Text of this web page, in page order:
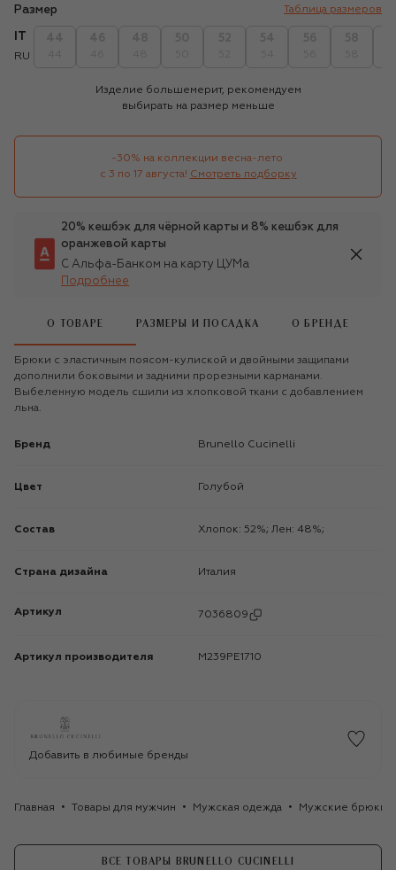
Размер Таблица размеров
RU
Изделие большемерит, рекомендуем
выбирать на размер меньше
-30% на коллекции весна-лето
с 3 по 17 августа! Смотреть подборку
20% кешбэк для чёрной карты и 8% кешбэк для
оранжевой карты
С Альфа-Банком на карту ЦУМа
Подробнее
О ТОВАРЕ РАЗМЕРЫ И ПОСАДКА О БРЕНДЕ
Брюки с эластичным поясом-кулиской и двойными защипами
дополнили боковыми и задними прорезными карманами.
Выбеленную модель сшили из хлопковой ткани с добавлением
льна.
Бренд Brunello Cucinelli
Цвет Голубой
Состав Хлопок: 52%; Лен: 48%;
Страна дизайна Италия
Артикул 7036809
Артикул производителя M239PE1710
Добавить в любимые бренды
Главная Товары для мужчин Мужская одежда Мужские брюки
ВСЕ ТОВАРЫ BRUNELLO CUCINELLI